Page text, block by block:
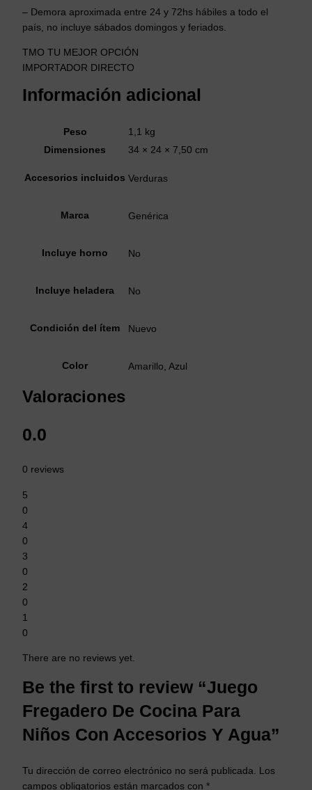
– Demora aproximada entre 24 y 72hs hábiles a todo el
país, no incluye sábados domingos y feriados.
TMO TU MEJOR OPCIÓN
IMPORTADOR DIRECTO
Información adicional
Peso
1,1 kg
Dimensiones
34 × 24 × 7,50 cm
Accesorios incluidos Verduras
Marca Genérica
Incluye horno No
Incluye heladera No
Condición del ítem Nuevo
Color Amarillo, Azul
Valoraciones
0.0
0 reviews
5
0
4
0
3
0
2
0
1
0
There are no reviews yet.
Be the first to review “Juego
Fregadero De Cocina Para
Niños Con Accesorios Y Agua”
Tu dirección de correo electrónico no será publicada.
Los
campos obligatorios están marcados con *